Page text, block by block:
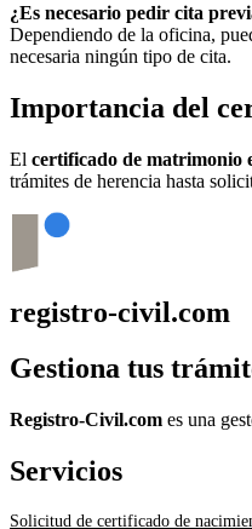
¿Es necesario pedir cita
Dependiendo de la oficina,
necesaria ningún tipo de cita.
Importancia del
El certificado de matrimonio
trámites de herencia hasta
registro-civil.com
Gestiona tus
Registro-Civil.com es una
Servicios
Solicitud de certificado de